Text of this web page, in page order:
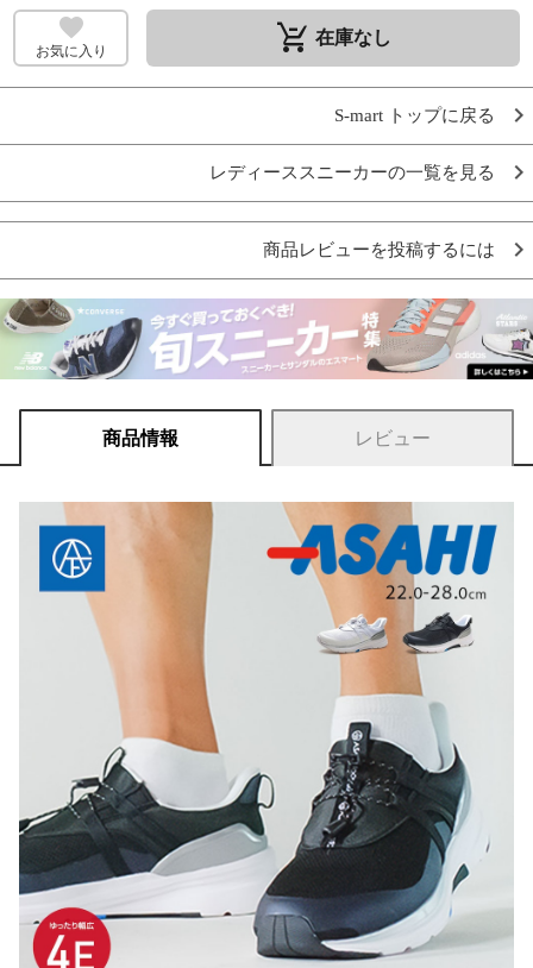
お気に入り remove_shopping_cart 在庫なし
S-mart トップに戻る
レディーススニーカーの一覧を見る
商品レビューを投稿するには
商品情報 レビュー